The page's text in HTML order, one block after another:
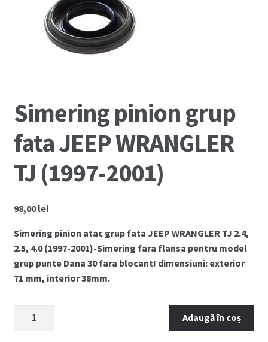
Cum comand ?
Despre Noi
Plată
Politica COOKIE
Politica de confidentialitate
Termeni si conditii
Simering pinion grup
fata JEEP WRANGLER
TJ (1997-2001)
98,00lei
Simering pinion atac grup fata JEEP WRANGLER TJ 2.4,
2.5, 4.0 (1997-2001)-Simering fara flansa pentru model
grup punte Dana 30 fara blocant! dimensiuni: exterior
71 mm, interior 38mm.
Adaugă în coș